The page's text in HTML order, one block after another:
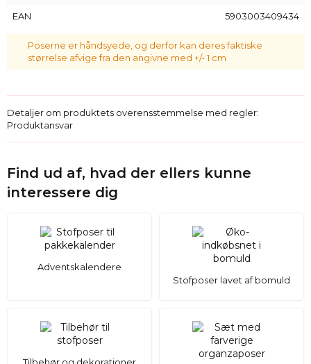
EAN
5903003409434
Poserne er håndsyede, og derfor kan deres faktiske
størrelse afvige fra den angivne med +/- 1 cm
Detaljer om produktets overensstemmelse med regler:
Produktansvar
Find ud af, hvad der ellers kunne
interessere dig
Adventskalendere
Stofposer lavet af bomuld